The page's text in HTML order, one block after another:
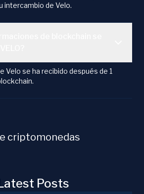
intercambio de Velo.
Velo se ha recibido después de 1
criptomonedas
Posts